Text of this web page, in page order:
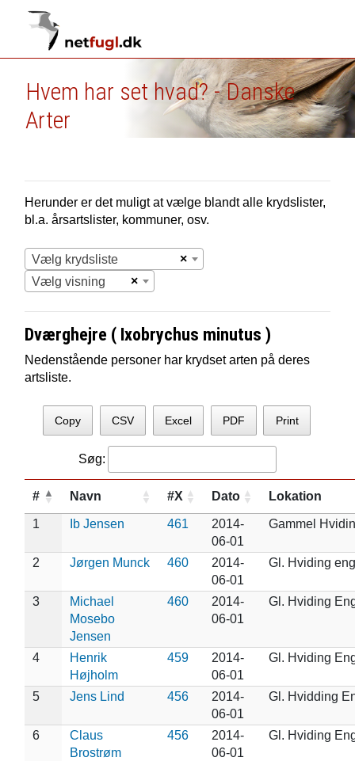
Hvem har set hvad? - Danske
Arter
Herunder er det muligt at vælge blandt alle krydslister,
bl.a. årsartslister, kommuner, osv.
×
Vælg krydsliste
×
Vælg visning
Dværghejre ( Ixobrychus minutus )
Nedenstående personer har krydset arten på deres
artsliste.
Copy CSV Excel PDF Print
Søg:
# Navn #X Dato Lokation
1 Ib Jensen 461
2014-
06-01
Gammel
2 Jørgen Munck 460
2014-
06-01
Gl. Hviding
3
Michael
Mosebo
Jensen
460
2014-
06-01
Gl. Hviding
4
Henrik
Højholm
459
2014-
06-01
Gl. Hviding
5 Jens Lind 456
2014-
06-01
Gl. Hvidding
6
Claus
Brostrøm
456
2014-
06-01
Gl. Hviding